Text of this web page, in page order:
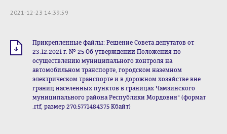
2021-12-23 14:39:59
Прикрепленные файлы: Решение Совета депутатов от
23.12.2021 г. № 25 Об утверждении Положения по
осуществлению муниципального контроля на
автомобильном транспорте, городском наземном
электрическом транспорте и в дорожном хозяйстве вне
границ населенных пунктов в границах Чамзинского
муниципального района Республики Мордовия" (формат
.rtf, размер 270.5771484375 Кбайт)